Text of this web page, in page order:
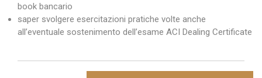
book bancario
saper svolgere esercitazioni pratiche volte anche
all’eventuale sostenimento dell’esame ACI Dealing Certificate